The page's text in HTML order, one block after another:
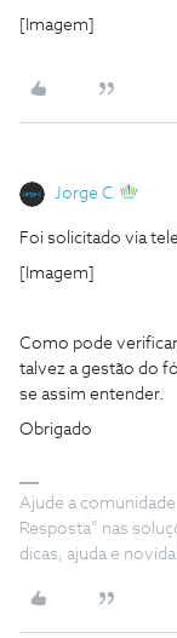
[Imagem]
Jorge C
Foi solicitado via
[Imagem]
Como pode
talvez a gestão do
se assim entender.
Obrigado
Ajude a
Resposta” nas
dicas, ajuda e